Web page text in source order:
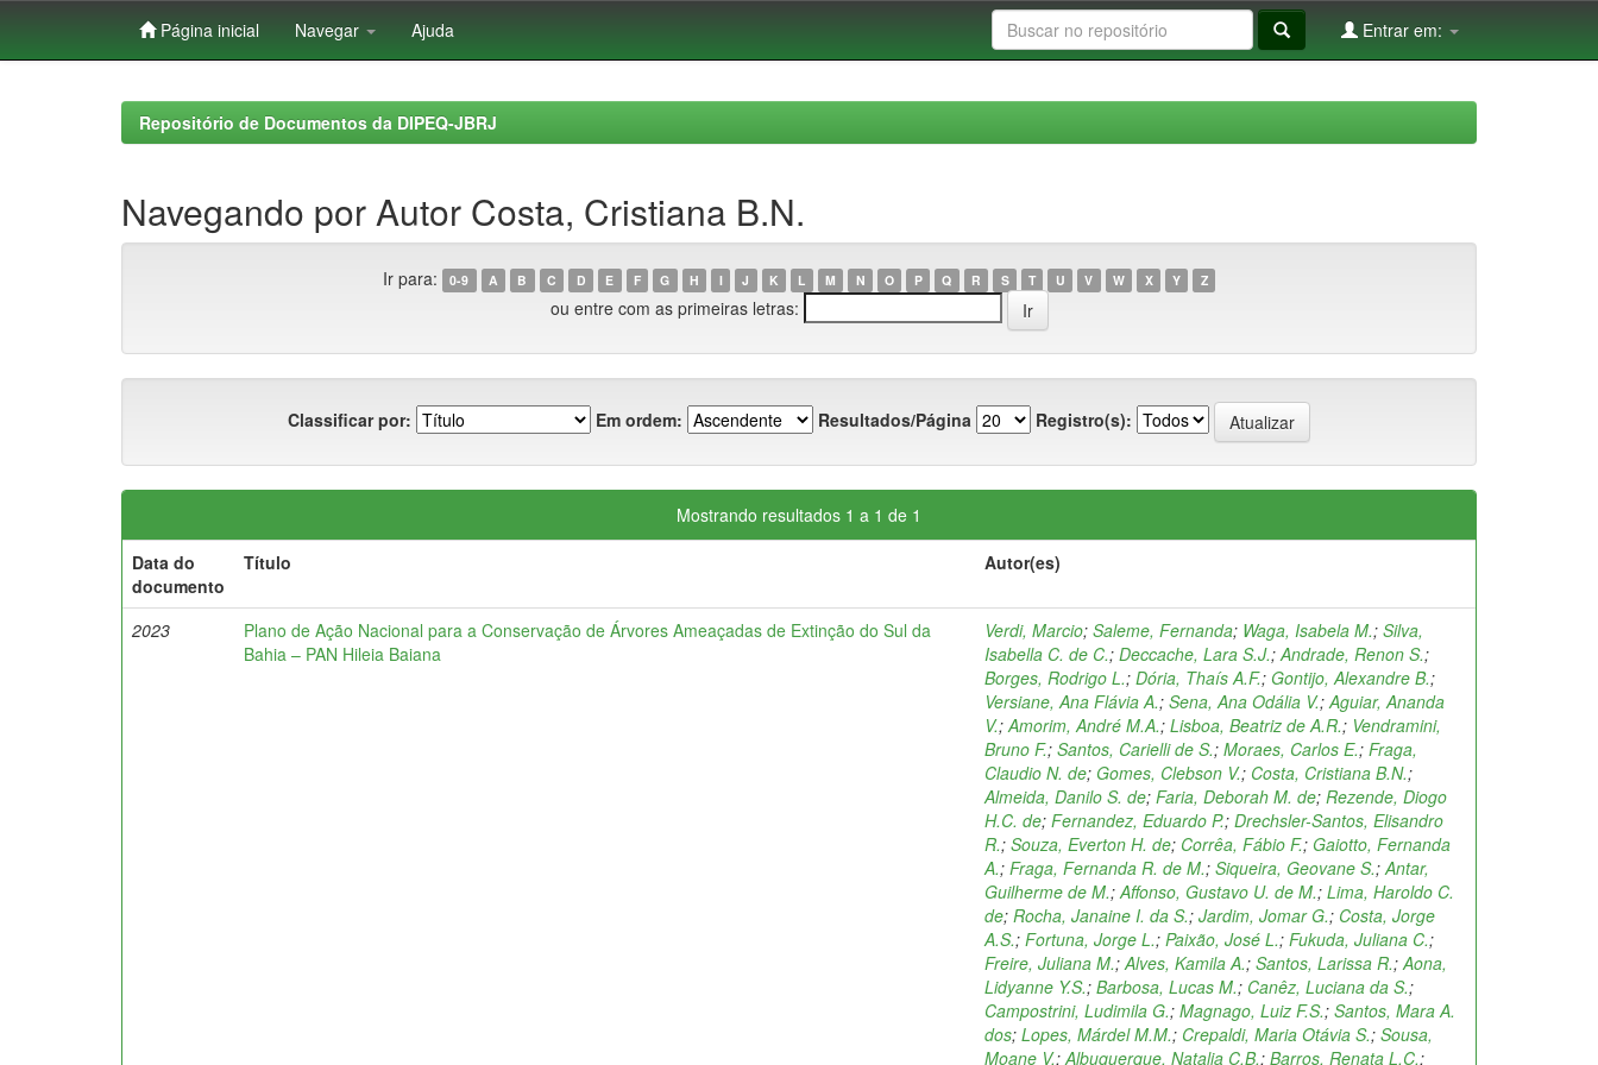
Página inicial Navegar Ajuda Entrar em:
Repositório de Documentos da DIPEQ-JBRJ
Navegando por Autor Costa, Cristiana B.N.
Ir para: 0-9 A B C D E F G H I J K L M N O P Q R S T U V W X Y Z
ou entre com as primeiras letras:
Classificar por: Em ordem: Resultados/Página Registro(s):
Mostrando resultados 1 a 1 de 1
Data do
documento
Título Autor(es)
2023
Plano de Ação Nacional para a Conservação de Árvores Ameaçadas de Extinção do Sul da
Bahia – PAN Hileia Baiana
Verdi, Marcio; Saleme, Fernanda; Waga, Isabela M.; Silva,
Isabella C. de C.; Deccache, Lara S.J.;Andrade, Renon S.;
Borges, Rodrigo L.; Dória, Thaís A.F.; Gontijo, Alexandre B.;
Versiane, Ana Flávia A.; Sena, Ana Odália V.;Aguiar, Ananda
V.;Amorim, André M.A.; Lisboa, Beatriz de A.R.; Vendramini,
Bruno F.; Santos, Carielli de S.; Moraes, Carlos E.; Fraga,
Claudio N. de; Gomes, Clebson V.; Costa, Cristiana B.N.;
Almeida, Danilo S. de; Faria, Deborah M. de; Rezende, Diogo
H.C. de; Fernandez, Eduardo P.; Drechsler-Santos, Elisandro
R.; Souza, Everton H. de; Corrêa, Fábio F.; Gaiotto, Fernanda
A.; Fraga, Fernanda R. de M.; Siqueira, Geovane S.;Antar,
Guilherme de M.;Affonso, Gustavo U. de M.; Lima, Haroldo C.
de; Rocha, Janaine I. da S.; Jardim, Jomar G.; Costa, Jorge
A.S.; Fortuna, Jorge L.; Paixão, José L.; Fukuda, Juliana C.;
Freire, Juliana M.;Alves, Kamila A.; Santos, Larissa R.;Aona,
Lidyanne Y.S.; Barbosa, Lucas M.; Canêz, Luciana da S.;
Campostrini, Ludimila G.; Magnago, Luiz F.S.; Santos, Mara A.
dos; Lopes, Márdel M.M.; Crepaldi, Maria Otávia S.; Sousa,
Moane V.;Albuquerque, Natalia C.B.; Barros, Renata L.C.;